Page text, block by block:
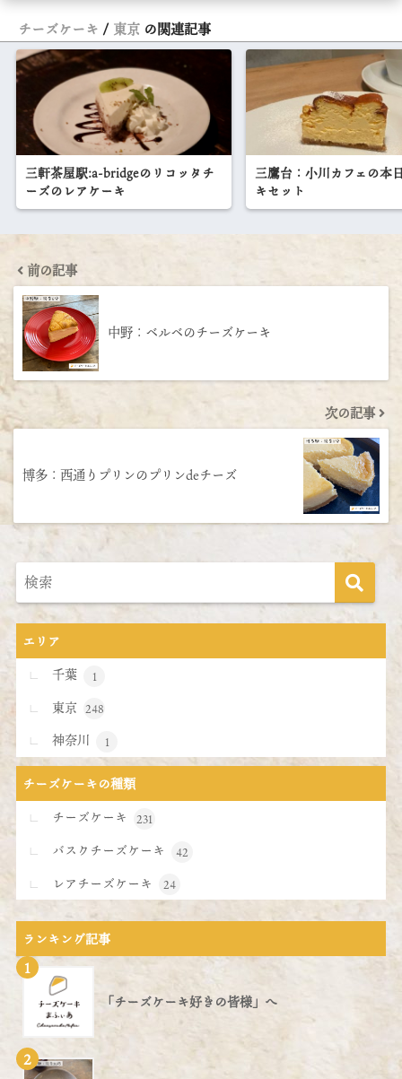
チーズケーキ 東京 の関連記事
三軒茶屋駅:a-bridgeのリコッタチ
ーズのレアケーキ
三鷹台：小川カフェの本
キセット
前の記事
中野：ベルベのチーズケーキ
次の記事
博多：西通りプリンのプリンdeチーズ
エリア
千葉
1
東京 248
神奈川 1
チーズケーキの種類
チーズケーキ
231
バスクチーズケーキ 42
レアチーズケーキ 24
ランキング記事
1
「チーズケーキ好きの皆様」へ
2